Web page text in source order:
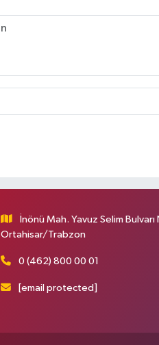
İnönü Mah. Yavuz Selim
Ortahisar/Trabzon
0 (462) 800 00 01
[email protected]